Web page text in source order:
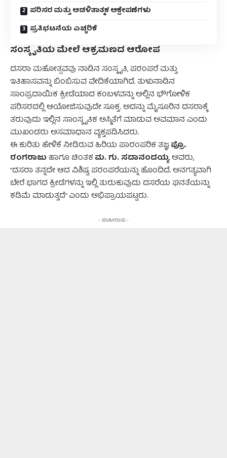
ಪರಿಸರ ಮತ್ತು ಆಡಳಿತಾತ್ಮಕ ಆಕ್ಷೇಪಣೆಗಳು
ಪ್ರತಿಭಟನೆಯ ಎಚ್ಚರಿಕೆ
ಸಂಸ್ಕೃತಿಯ ಮೇಲೆ ಆಕ್ರಮಣದ ಆರೋಪ
ದಸರಾ ಮಹೋತ್ಸವವು ನಾಡಿನ ಸಂಸ್ಕೃತಿ, ಪರಂಪರೆ ಮತ್ತು
ಇತಿಹಾಸವನ್ನು ಬಿಂಬಿಸುವ ವೇದಿಕೆಯಾಗಿದೆ. ತುಳುನಾಡಿನ
ಸಾಂಪ್ರದಾಯಿಕ ಕ್ರೀಡೆಯಾದ ಕಂಬಳವನ್ನು ಅಲ್ಲಿನ ಭೌಗೋಳಿಕ
ಪರಿಸರದಲ್ಲಿ ಆಯೋಜಿಸುವುದೇ ಸೂಕ್ತ. ಅದನ್ನು ಮೈಸೂರಿನ ದಸರಾಕ್ಕೆ
ತರುವುದು ಇಲ್ಲಿನ ಸಾಂಸ್ಕೃತಿಕ ಅಸ್ಮಿತೆಗೆ ಮಾಡುವ ಅವಮಾನ ಎಂದು
ಮುಖಂಡರು ಅಸಮಾಧಾನ ವ್ಯಕ್ತಪಡಿಸಿದರು.
ಈ ಕುರಿತು ಹೇಳಿಕೆ ನೀಡಿರುವ ಹಿರಿಯ ಪಾರಂಪರಿಕ ತಜ್ಞಪ್ರೊ.
ರಂಗರಾಜು ಹಾಗೂ ಚಿಂತಕ ಮ. ಗು. ಸದಾನಂದಯ್ಯಅವರು,
“ದಸರಾ ತನ್ನದೇ ಆದ ವಿಶಿಷ್ಟ ಪರಂಪರೆಯನ್ನು ಹೊಂದಿದೆ. ಅನಗತ್ಯವಾಗಿ
ಬೇರೆ ಭಾಗದ ಕ್ರೀಡೆಗಳನ್ನು ಇಲ್ಲಿ ತುರುಕುವುದು ದಸರೆಯ ಘನತೆಯನ್ನು
ಕಡಿಮೆ ಮಾಡುತ್ತದೆ” ಎಂದು ಅಭಿಪ್ರಾಯಪಟ್ಟರು.
- ಜಾಹೀರಾತು -